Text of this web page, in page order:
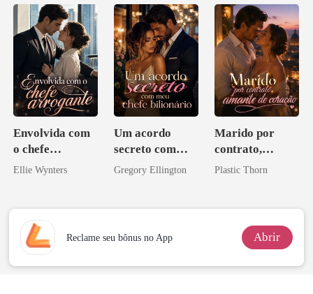
Veja-me Brilhar
Envolvida com
o chefe
arrogante
Ellie Wynters
Um acordo
secreto com
meu chefe
Gregory Ellington
Marido por
contrato,
amante de
Plastic Thorn
Reclame seu bônus no App Abrir